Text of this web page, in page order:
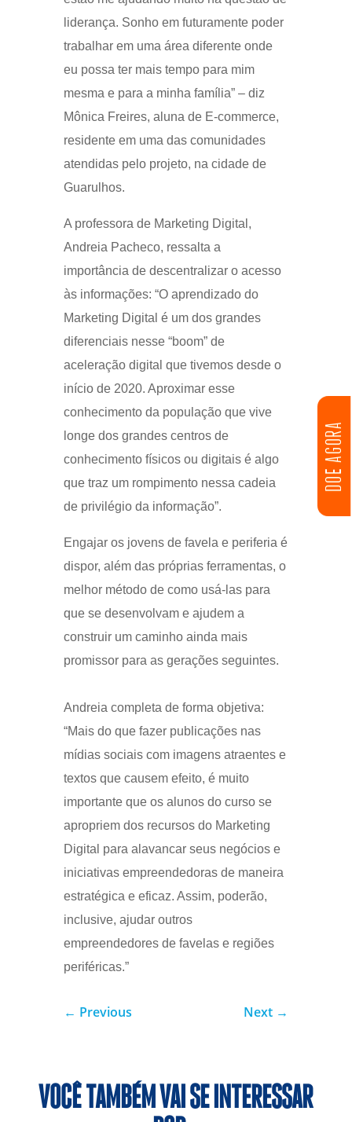
DOE AGORA
liderança. Sonho em futuramente poder
trabalhar em uma área diferente onde
eu possa ter mais tempo para mim
mesma e para a minha família” – diz
Mônica Freires, aluna de E-commerce,
residente em uma das comunidades
atendidas pelo projeto, na cidade de
Guarulhos.
A professora de Marketing Digital,
Andreia Pacheco, ressalta a
importância de descentralizar o acesso
às informações: “O aprendizado do
Marketing Digital é um dos grandes
diferenciais nesse “boom” de
aceleração digital que tivemos desde o
início de 2020. Aproximar esse
conhecimento da população que vive
longe dos grandes centros de
conhecimento físicos ou digitais é algo
que traz um rompimento nessa cadeia
de privilégio da informação”.
Engajar os jovens de favela e periferia é
dispor, além das próprias ferramentas, o
melhor método de como usá-las para
que se desenvolvam e ajudem a
construir um caminho ainda mais
promissor para as gerações seguintes.
Andreia completa de forma objetiva:
“Mais do que fazer publicações nas
mídias sociais com imagens atraentes e
textos que causem efeito, é muito
importante que os alunos do curso se
apropriem dos recursos do Marketing
Digital para alavancar seus negócios e
iniciativas empreendedoras de maneira
estratégica e eficaz. Assim, poderão,
inclusive, ajudar outros
empreendedores de favelas e regiões
periféricas.”
← Previous Next →
VOCÊ TAMBÉM VAI SE INTERESSAR